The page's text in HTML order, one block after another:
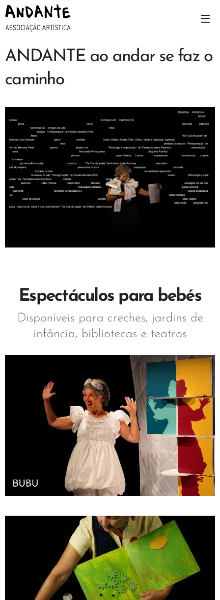
ANDANTE ao andar se faz o
caminho
Espectáculos para bebés
Disponíveis para creches, jardins de
infância, bibliotecas e teatros